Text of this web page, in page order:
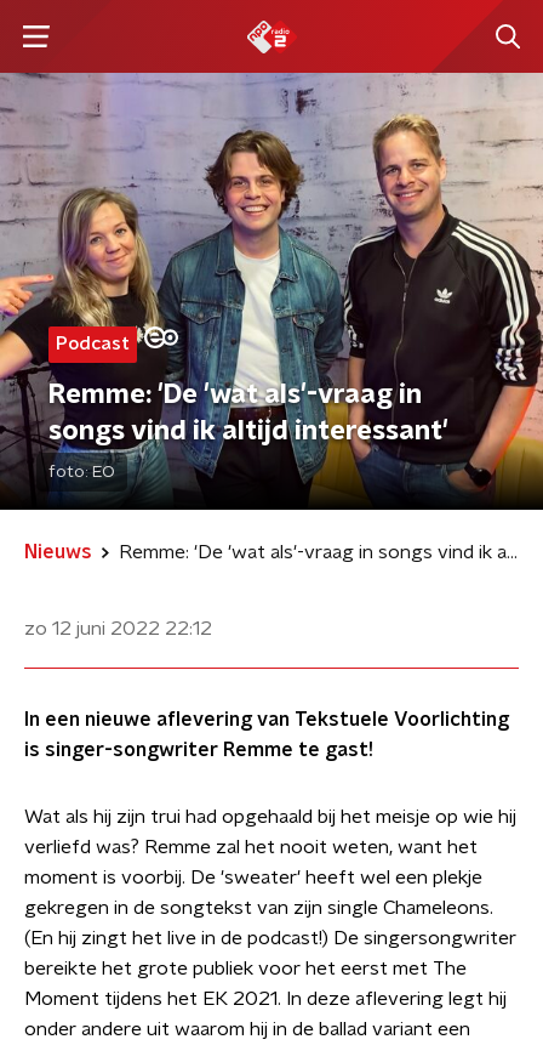
Podcast
Remme: 'De 'wat als'-vraag in
songs vind ik altijd interessant'
foto:EO
Nieuws Remme: 'De 'wat als'-vraag in songs vind ik altijd interessant'
zo 12 juni 2022 22:12
In een nieuwe aflevering van Tekstuele Voorlichting
is singer-songwriter Remme te gast!
Wat als hij zijn trui had opgehaald bij het meisje op wie hij
verliefd was? Remme zal het nooit weten, want het
moment is voorbij. De 'sweater' heeft wel een plekje
gekregen in de songtekst van zijn single Chameleons.
(En hij zingt het live in de podcast!) De singersongwriter
bereikte het grote publiek voor het eerst met The
Moment tijdens het EK 2021. In deze aflevering legt hij
onder andere uit waarom hij in de ballad variant een